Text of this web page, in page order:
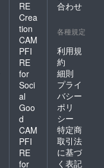
RE
Crea
tion
CAM
PFI
RE
for
Soci
al
Goo
d
CAM
PFI
RE
for
合わせ
各種規定
利用規
約
細則
プライ
バシー
ポリ
シー
特定商
取引法
に基づ
く表記